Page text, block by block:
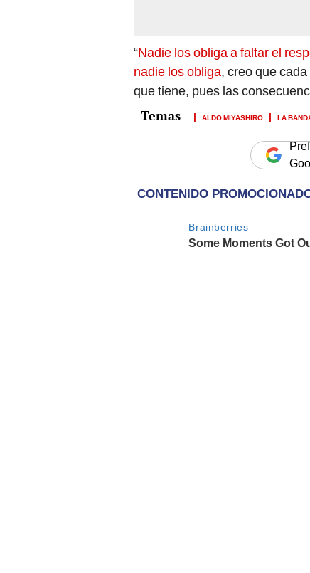
“Nadie los obliga a faltar el
nadie los obliga, creo que
que tiene, pues las
ALDO MIYASHIRO LA